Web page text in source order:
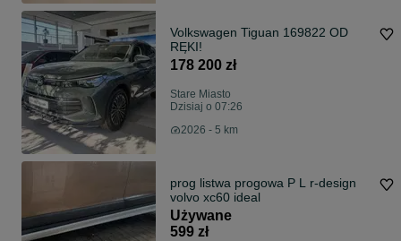
Volkswagen Tiguan 169822 OD
RĘKI!
178 200 zł
Stare Miasto
Dzisiaj o 07:26
2026 - 5 km
prog listwa progowa P L r-design
volvo xc60 ideal
Używane
599 zł